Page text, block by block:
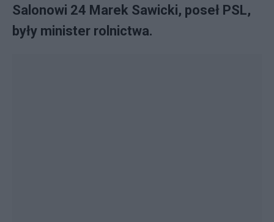
Salonowi 24 Marek Sawicki, poseł PSL,
były minister rolnictwa.